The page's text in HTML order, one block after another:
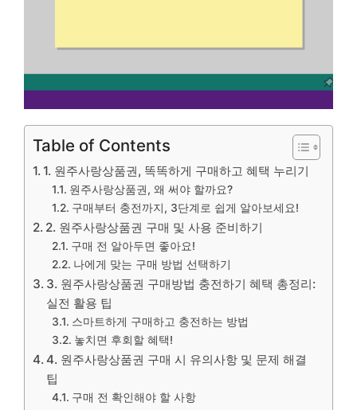
Table of Contents
1. 원주사랑상품권, 똑똑하게 구매하고 혜택 누리기
원주사랑상품권, 왜 써야 할까요?
구매부터 충전까지, 3단계로 쉽게 알아보세요!
2. 원주사랑상품권 구매 및 사용 준비하기
구매 전 알아두면 좋아요!
나에게 맞는 구매 방법 선택하기
3. 원주사랑상품권 구매방법 충전하기 혜택 총정리:
실전 활용 팁
스마트하게 구매하고 충전하는 방법
놓치면 후회할 혜택!
4. 원주사랑상품권 구매 시 유의사항 및 문제 해결
팁
구매 전 확인해야 할 사항